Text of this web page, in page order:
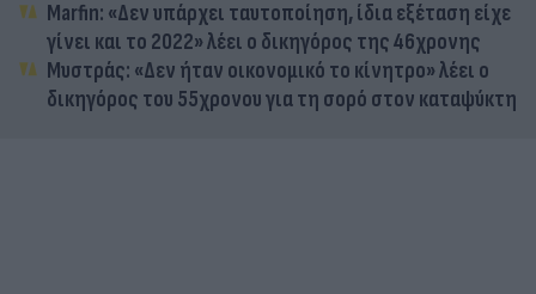
Marfin: «Δεν υπάρχει ταυτοποίηση, ίδια εξέταση είχε
γίνει και το 2022» λέει ο δικηγόρος της 46χρονης
Μυστράς: «Δεν ήταν οικονομικό το κίνητρο» λέει ο
δικηγόρος του 55χρονου για τη σορό στον καταψύκτη